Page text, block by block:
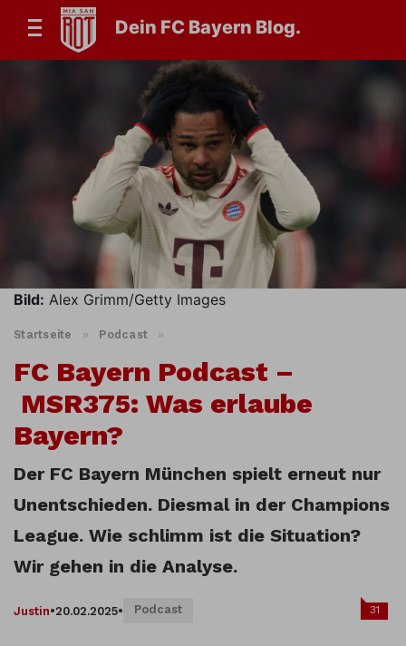
Dein FC Bayern Blog.
Bild: Alex Grimm/Getty Images
Startseite » Podcast »
FC Bayern Podcast –
MSR375: Was erlaube
Bayern?
Der FC Bayern München spielt erneut nur
Unentschieden. Diesmal in der Champions
League. Wie schlimm ist die Situation?
Wir gehen in die Analyse.
Justin•20.02.2025• Podcast 31